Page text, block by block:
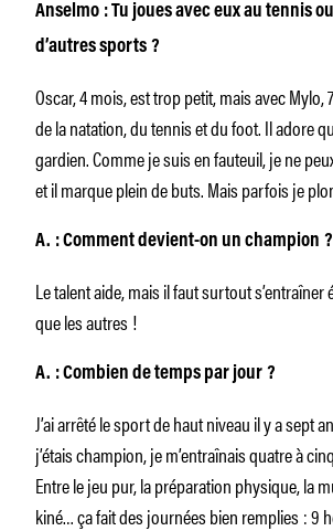
Anselmo : Tu joues avec eux au tennis
d’autres sports ?
Oscar, 4 mois, est trop petit, mais avec Mylo,
de la natation, du tennis et du foot. Il adore
gardien. Comme je suis en fauteuil, je ne
et il marque plein de buts. Mais parfois je
A. : Comment devient-on un champion ?
Le talent aide, mais il faut surtout
que les autres !
A. : Combien de temps par jour ?
J’ai arrêté le sport de haut niveau il y a sept
j’étais champion, je m’entraînais quatre à
Entre le jeu pur, la préparation physique, la
kiné… ça fait des journées bien remplies : 9